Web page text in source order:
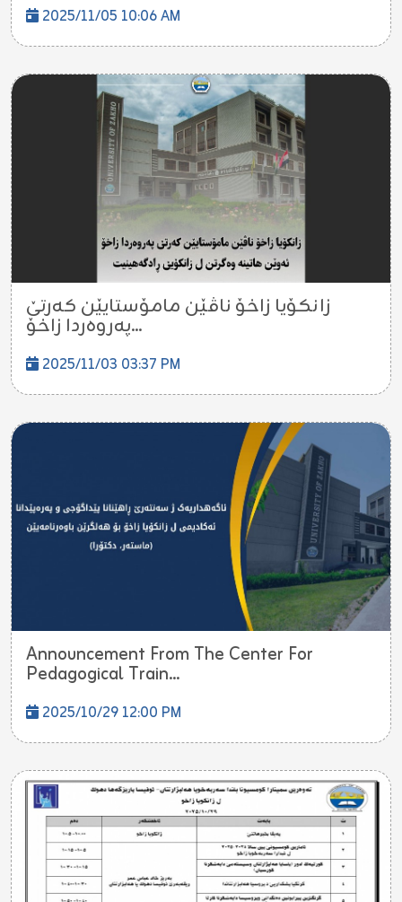
2025/11/05 10:06 AM
زانکۆیا زاخۆ ناڤێن مامۆستایێن کەرتێ
پەروەردا زاخۆ...
2025/11/03 03:37 PM
Announcement From The Center For
Pedagogical Train...
2025/10/29 12:00 PM